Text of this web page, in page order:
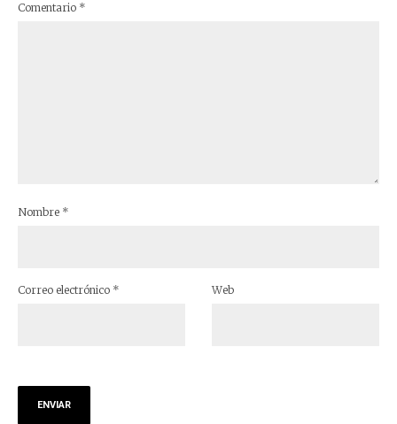
Comentario *
Nombre *
Correo electrónico * Web